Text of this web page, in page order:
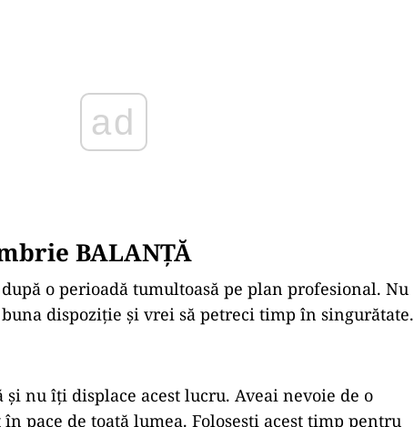
ad
BALANȚĂ
o perioadă tumultoasă pe plan profesional. Nu
dispoziție și vrei să petreci timp în singurătate.
nu îți displace acest lucru. Aveai nevoie de o
pace de toată lumea. Folosești acest timp pentru